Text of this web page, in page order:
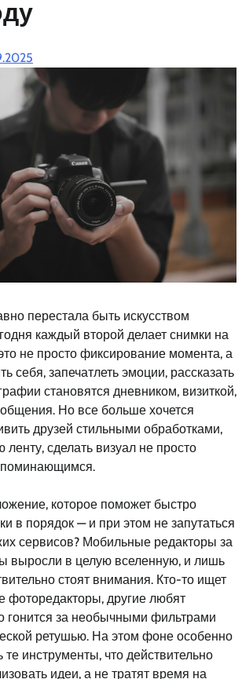
перестала быть искусством
каждый второй делает снимки на
не просто фиксирование момента, а
себя, запечатлеть эмоции, рассказать
становятся дневником, визиткой,
Но все больше хочется
друзей стильными обработками,
ленту, сделать визуал не просто
которое поможет быстро
в порядок — и при этом не запутаться
сервисов? Мобильные редакторы за
выросли в целую вселенную, и лишь
стоят внимания. Кто-то ищет
фоторедакторы, другие любят
гонится за необычными фильтрами
ретушью. На этом фоне особенно
инструменты, что действительно
идеи, а не тратят время на